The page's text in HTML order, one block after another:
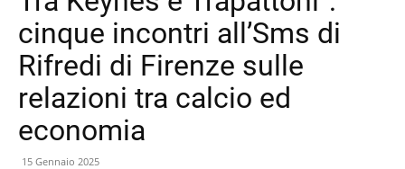
cinque incontri all’Sms di
Rifredi di Firenze sulle
relazioni tra calcio ed
economia
15 Gennaio 2025